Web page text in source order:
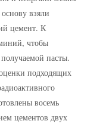
взяли
цемент. К
чтобы
пасты.
подходящих
восемь
цементов двух